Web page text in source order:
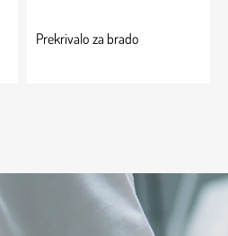
Prekrivalo za brado